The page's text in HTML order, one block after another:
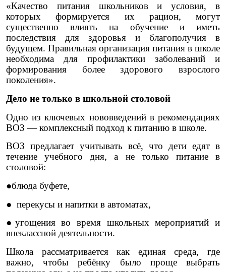
«Качество питания школьников и условия, в
которых формируется их рацион, могут
существенно влиять на обучение и иметь
последствия для здоровья и благополучия в
будущем. Правильная организация питания в школе
необходима для профилактики заболеваний и
формирования более здорового взрослого
поколения».
Дело не только в школьной столовой
Одно из ключевых нововведений в рекомендациях
ВОЗ — комплексный подход к питанию в школе.
ВОЗ предлагает учитывать всё, что дети едят в
течение учебного дня, а не только питание в
столовой:
●блюда буфете,
● перекусы и напитки в автоматах,
●угощения во время школьных мероприятий и
внеклассной деятельности.
Школа рассматривается как единая среда, где
важно, чтобы ребёнку было проще выбрать